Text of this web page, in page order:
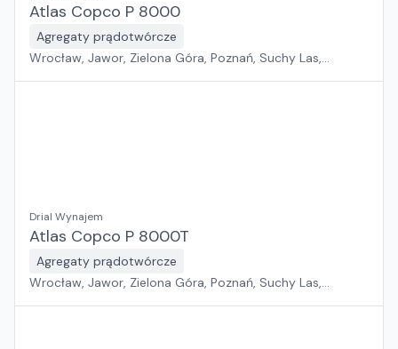
Atlas Copco P 8000
Agregaty prądotwórcze
Wrocław, Jawor, Zielona Góra, Poznań, Suchy Las,
Drial Wynajem
Atlas Copco P 8000T
Agregaty prądotwórcze
Wrocław, Jawor, Zielona Góra, Poznań, Suchy Las,